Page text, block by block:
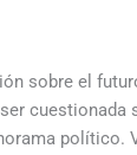
sobre el
cuestionada
político.